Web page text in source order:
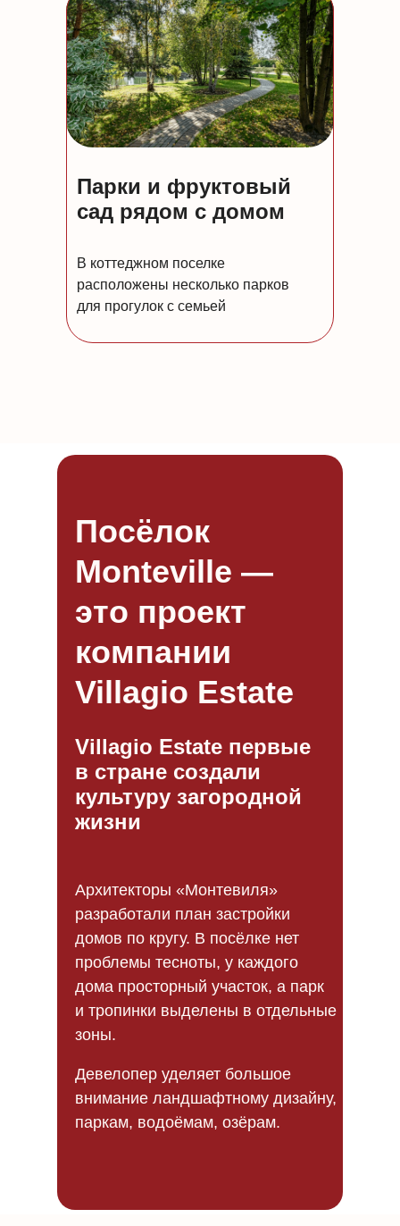
Парки и фруктовый
сад рядом с домом
В коттеджном поселке
расположены несколько парков
для прогулок с семьей
Посёлок
Monteville —
это проект
компании
Villagio Estate
Villagio Estate первые
в стране создали
культуру загородной
жизни
Архитекторы «Монтевиля»
разработали план застройки
домов по кругу. В посёлке нет
проблемы тесноты, у каждого
дома просторный участок, а парк
и тропинки выделены в отдельные
зоны.
Девелопер уделяет большое
внимание ландшафтному дизайну,
паркам, водоёмам, озёрам.